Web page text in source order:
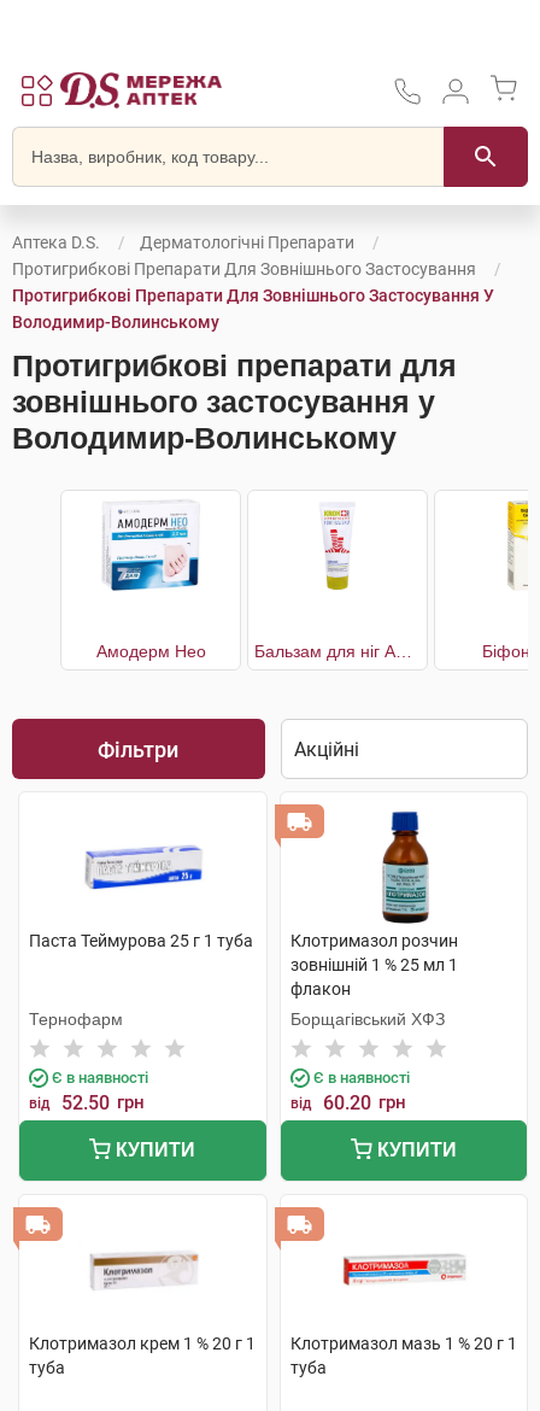
Аптека D.S.
Дерматологічні Препарати
Протигрибкові Препарати Для Зовнішнього Застосування
Протигрибкові Препарати Для Зовнішнього Застосування У
Володимир-Волинському
Протигрибкові препарати для
зовнішнього застосування у
Володимир-Волинському
Амодерм Нео Біфон
Фільтри
Паста Теймурова 25 г 1 туба
Тернофарм
Є в наявності
від 52.50 грн
КУПИТИ
Клотримазол розчин
зовнішній 1 % 25 мл 1
флакон
Борщагівський ХФЗ
Є в наявності
від 60.20 грн
КУПИТИ
Клотримазол крем 1 % 20 г 1
туба
Клотримазол мазь 1 % 20 г 1
туба